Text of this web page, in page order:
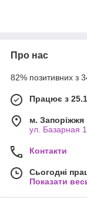
про настільних
гарна можливість
дитина розвиває
логіку, фантазію
хокей, футбол,
одному - шашки,
подарувати
Про нас
82% позитивних з 34
Працює з
м. Запоріжжя
ул. Базарная
Контакти
Сьогодні
Показати